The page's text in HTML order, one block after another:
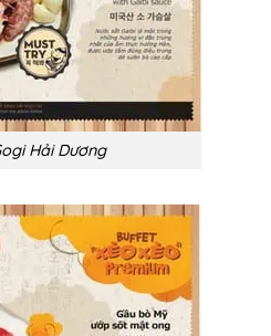
Hải Dương